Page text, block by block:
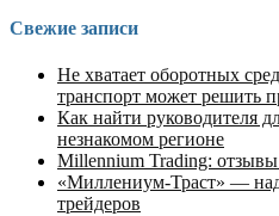
Свежие записи
Не хватает оборотных
транспорт может решить
Как найти руководителя
незнакомом регионе
Millennium Trading:
«Миллениум-Траст» —
трейдеров